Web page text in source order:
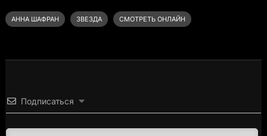
АННА ШАФРАН ЗВЕЗДА СМОТРЕТЬ ОНЛАЙН
Подписаться